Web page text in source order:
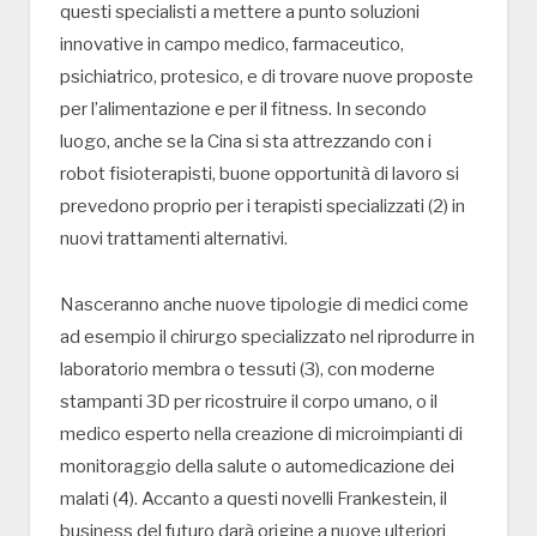
questi specialisti a mettere a punto soluzioni
innovative in campo medico, farmaceutico,
psichiatrico, protesico, e di trovare nuove proposte
per l’alimentazione e per il fitness. In secondo
luogo, anche se la Cina si sta attrezzando con i
robot fisioterapisti, buone opportunità di lavoro si
prevedono proprio per i terapisti specializzati (2) in
nuovi trattamenti alternativi.
Nasceranno anche nuove tipologie di medici come
ad esempio il chirurgo specializzato nel riprodurre in
laboratorio membra o tessuti (3), con moderne
stampanti 3D per ricostruire il corpo umano, o il
medico esperto nella creazione di microimpianti di
monitoraggio della salute o automedicazione dei
malati (4). Accanto a questi novelli Frankestein, il
business del futuro darà origine a nuove ulteriori